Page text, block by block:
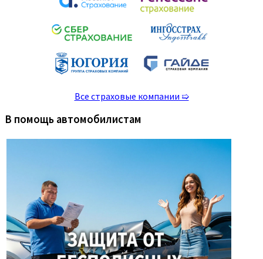
Все страховые компании ➯
В помощь автомобилистам